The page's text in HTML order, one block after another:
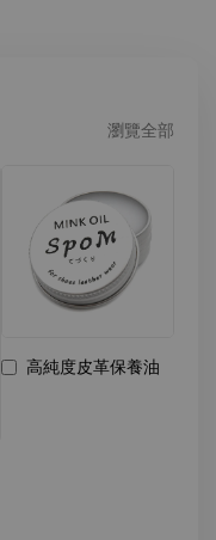
瀏覽全部
高純度皮革保養油